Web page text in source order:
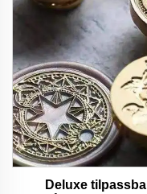
Deluxe